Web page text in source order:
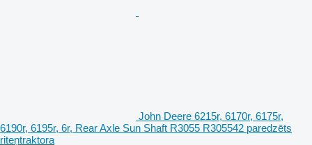
John Deere 6215r, 6170r, 6175r,
6190r, 6195r, 6r, Rear Axle Sun Shaft R3055 R305542 paredzēts
riteņtraktora